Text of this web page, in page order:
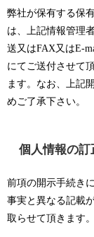
弊社が保有する保
は、上記情報管理
送又はFAX又はE-
にてご送付させて
ます。なお、上記
めご了承下さい。
個人情報の訂
前項の開示手続き
事実と異なる記載
取らせて頂きます。